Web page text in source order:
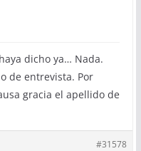
dicho ya… Nada.
de entrevista. Por
gracia el apellido de
#31578